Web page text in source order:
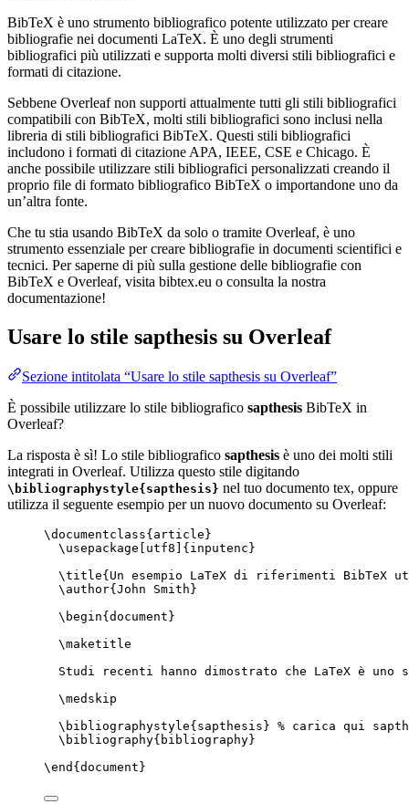
BibTeX è uno strumento bibliografico potente utilizzato per creare
bibliografie nei documenti LaTeX. È uno degli strumenti
bibliografici più utilizzati e supporta molti diversi stili bibliografici e
formati di citazione.
Sebbene Overleaf non supporti attualmente tutti gli stili bibliografici
compatibili con BibTeX, molti stili bibliografici sono inclusi nella
libreria di stili bibliografici BibTeX. Questi stili bibliografici
includono i formati di citazione APA, IEEE, CSE e Chicago. È
anche possibile utilizzare stili bibliografici personalizzati creando il
proprio file di formato bibliografico BibTeX o importandone uno da
un’altra fonte.
Che tu stia usando BibTeX da solo o tramite Overleaf, è uno
strumento essenziale per creare bibliografie in documenti scientifici e
tecnici. Per saperne di più sulla gestione delle bibliografie con
BibTeX e Overleaf, visita bibtex.eu o consulta la nostra
documentazione!
Usare lo stile sapthesis su Overleaf
Sezione intitolata “Usare lo stile sapthesis su Overleaf”
È possibile utilizzare lo stile bibliografico sapthesis BibTeX in
Overleaf?
La risposta è sì! Lo stile bibliografico sapthesis è uno dei molti stili
integrati in Overleaf. Utilizza questo stile digitando
\bibliographystyle{sapthesis} nel tuo documento tex, oppure
utilizza il seguente esempio per un nuovo documento su Overleaf:
\documentclass{ article }
\usepackage
utf8 ]{ inputenc }
\title{Un esempio LaTeX di riferimenti
\author{John Smith}
\begin{ document }
\maketitle
Studi recenti hanno dimostrato che LaTeX è
\medskip
\bibliographystyle{sapthesis} % carica qui
\bibliography{bibliography}
\end { document }